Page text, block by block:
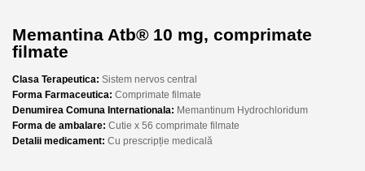
Memantina Atb® 10 mg, comprimate
filmate
Clasa Terapeutica: Sistem nervos central
Forma Farmaceutica: Comprimate filmate
Denumirea Comuna Internationala: Memantinum Hydrochloridum
Forma de ambalare: Cutie x 56 comprimate filmate
Detalii medicament: Cu prescripție medicală